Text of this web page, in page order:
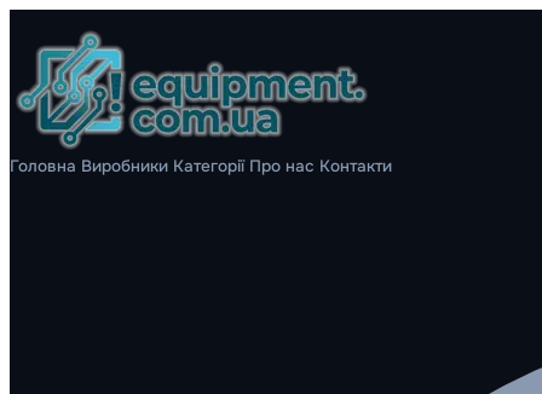
Головна Виробники Категорії Про нас Контакти